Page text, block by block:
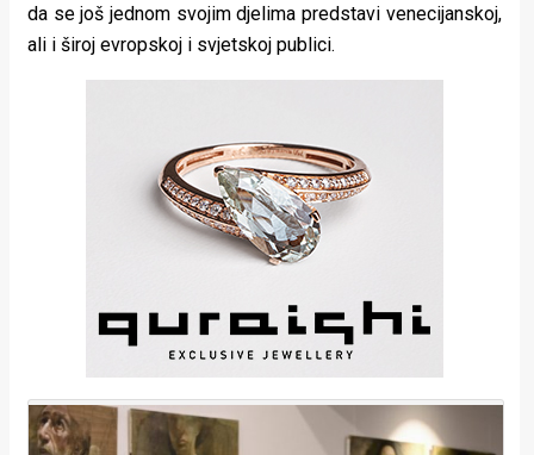
da se još jednom svojim djelima predstavi venecijanskoj,
ali i široj evropskoj i svjetskoj publici.